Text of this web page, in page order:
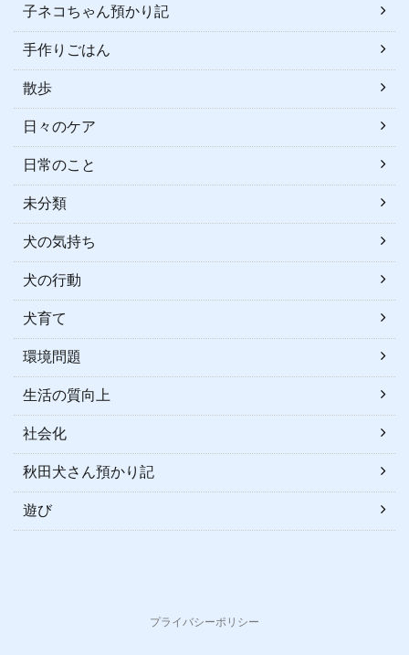
子ネコちゃん預かり記
手作りごはん
散歩
日々のケア
日常のこと
未分類
犬の気持ち
犬の行動
犬育て
環境問題
生活の質向上
社会化
秋田犬さん預かり記
遊び
プライバシーポリシー